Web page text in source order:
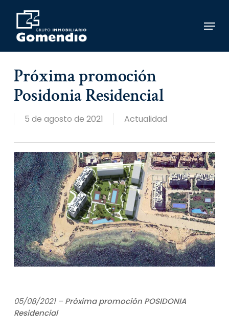
main
content
Menu
Próxima promoción
Posidonia Residencial
5 de agosto de 2021 Actualidad
05/08/2021 –Próxima promoción POSIDONIA
Residencial